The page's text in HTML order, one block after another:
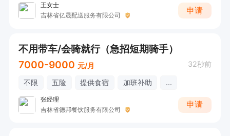
王女士
吉林省亿晟配送服务有限公司
申请
不用带车/会骑就行（急招短期骑手）
7000-9000 元/月 32秒前
不限 五险 提供食宿 加班补助 ...
张经理
吉林省德邦餐饮服务有限公司
申请